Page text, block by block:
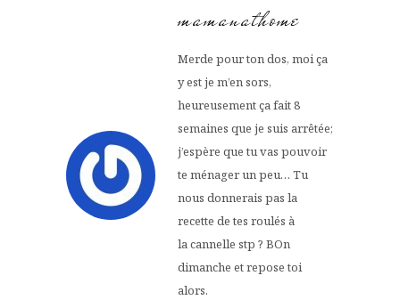
mamanathome
Merde pour ton dos, moi ça
y est je m’en sors,
heureusement ça fait 8
semaines que je suis arrêtée;
j’espère que tu vas pouvoir
te ménager un peu… Tu
nous donnerais pas la
recette de tes roulés à
la cannelle stp ? BOn
dimanche et repose toi
alors.
FLUX INSTA